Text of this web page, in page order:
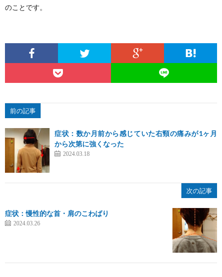
のことです。
前の記事
症状：数か月前から感じていた右頸の痛みが1ヶ月
から次第に強くなった
2024.03.18
次の記事
症状：慢性的な首・肩のこわばり
2024.03.26